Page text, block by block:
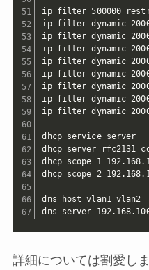
ip filter 500000
ip filter dynamic
ip filter dynamic
ip filter dynamic
ip filter dynamic
ip filter dynamic
ip filter dynamic
ip filter dynamic
ip filter dynamic
dhcp service server
dhcp server rfc2131
dhcp scope 1
dhcp scope 2
dns host vlan1 vlan2
詳細については割愛し